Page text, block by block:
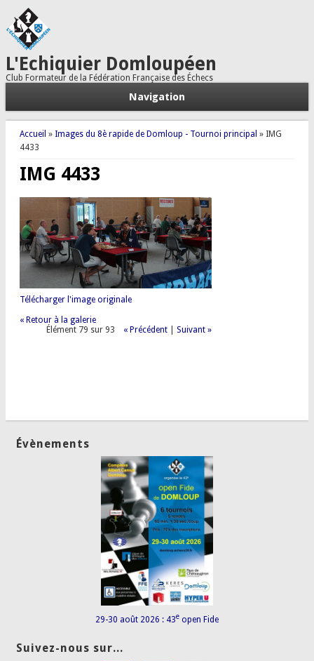
L'Echiquier Domloupéen
Club Formateur de la Fédération Française des Échecs
Navigation
Vous êtes ici
Accueil » Images du 8è rapide de Domloup - Tournoi principal » IMG
4433
IMG 4433
Télécharger l'image originale
« Retour à la galerie
Élément 79 sur 93
« Précédent |Suivant »
Évènements
29-30 août 2026 : 43e open Fide
Suivez-nous sur...